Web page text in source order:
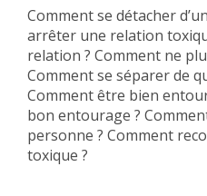
Comment se détacher
arrêter une relation
relation ? Comment ne
Comment se séparer de
Comment être bien
bon entourage ?
personne ? Comment
toxique ?